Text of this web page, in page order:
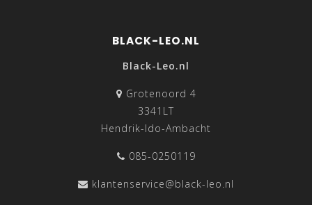
BLACK-LEO.NL
Black-Leo.nl
Grotenoord 4
3341LT
Hendrik-Ido-Ambacht
085-0250119
klantenservice@black-leo.nl